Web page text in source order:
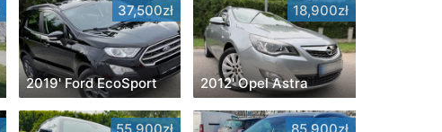
37,500zł
2019' Ford EcoSport
18,900zł
2012' Opel Astra